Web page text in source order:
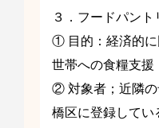
３．フードパント
① 目的：経済的に
世帯への食糧支援
② 対象者；近隣の
橋区に登録してい